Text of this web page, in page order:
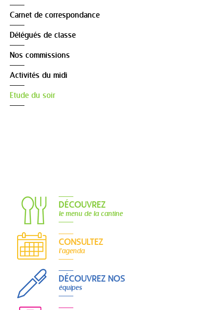
Carnet de correspondance
Délégués de classe
Nos commissions
Activités du midi
Etude du soir
DÉCOUVREZ
le menu de la cantine
CONSULTEZ
l'agenda
DÉCOUVREZ NOS
équipes